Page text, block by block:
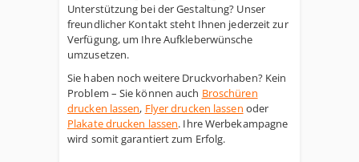
Unterstützung bei der Gestaltung? Unser
freundlicher Kontakt steht Ihnen jederzeit zur
Verfügung, um Ihre Aufkleberwünsche
umzusetzen.
Sie haben noch weitere Druckvorhaben? Kein
Problem – Sie können auch Broschüren
drucken lassen, Flyer drucken lassen oder
Plakate drucken lassen. Ihre Werbekampagne
wird somit garantiert zum Erfolg.